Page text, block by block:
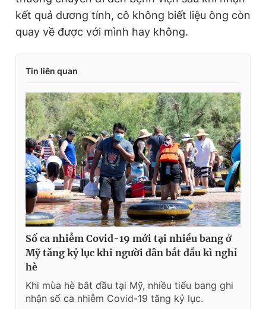
kết quả dương tính, cô không biết liệu ông còn
quay về được với mình hay không.
Tin liên quan
Số ca nhiễm Covid-19 mới tại nhiều bang ở
Mỹ tăng kỷ lục khi người dân bắt đầu kì nghỉ
hè
Khi mùa hè bắt đầu tại Mỹ, nhiều tiểu bang ghi
nhận số ca nhiễm Covid-19 tăng kỷ lục.